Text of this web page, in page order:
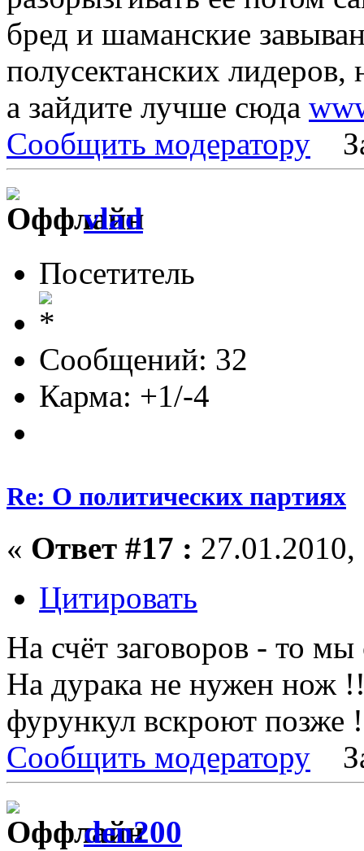
бред и шаманские
полусектанских лидеров,
а зайдите лучше сюда
Сообщить модератору
vlad
Посетитель
Сообщений: 32
Карма: +1/-4
Re: О политических партиях
« Ответ #17 :
Цитировать
На счёт заговоров - то
На дурака не нужен нож
фурункул вскроют позже
Сообщить модератору
den200